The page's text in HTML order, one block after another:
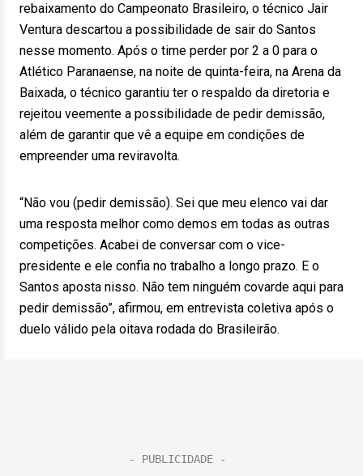
rebaixamento do Campeonato Brasileiro, o técnico Jair
Ventura descartou a possibilidade de sair do Santos
nesse momento. Após o time perder por 2 a 0 para o
Atlético Paranaense, na noite de quinta-feira, na Arena da
Baixada, o técnico garantiu ter o respaldo da diretoria e
rejeitou veemente a possibilidade de pedir demissão,
além de garantir que vê a equipe em condições de
empreender uma reviravolta.
“Não vou (pedir demissão). Sei que meu elenco vai dar
uma resposta melhor como demos em todas as outras
competições. Acabei de conversar com o vice-
presidente e ele confia no trabalho a longo prazo. E o
Santos aposta nisso. Não tem ninguém covarde aqui para
pedir demissão”, afirmou, em entrevista coletiva após o
duelo válido pela oitava rodada do Brasileirão.